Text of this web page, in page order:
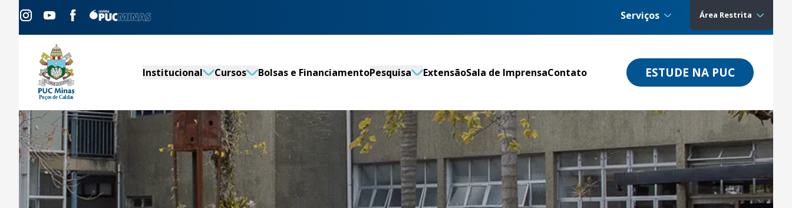
Serviços Área Restrita
Institucional Cursos Bolsas e FinanciamentoPesquisa ExtensãoSala de ImprensaContato ESTUDE NA PUC